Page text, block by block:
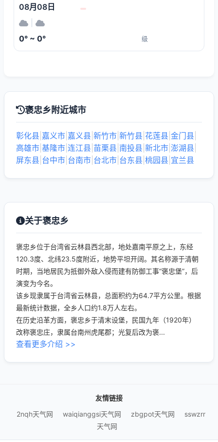
08月08日
0° ~ 0° 级
褒忠乡附近城市
彰化县 嘉义市 嘉义县 新竹市 新竹县 花莲县 金门县
高雄市 基隆市 连江县 苗栗县 南投县 新北市 澎湖县
屏东县 台中市 台南市 台北市 台东县 桃园县 宜兰县
关于褒忠乡
褒忠乡位于台湾省云林县西北部，地处嘉南平原之上，东经
120.3度、北纬23.5度附近，地势平坦开阔。其名称源于清朝
时期，当地居民为抵御外敌入侵而建有防御工事“褒忠堡”，后
演变为今名。
该乡现隶属于台湾省云林县，总面积约为64.7平方公里。根据
最新统计数据，全乡人口约1.8万人左右。
在历史沿革方面，褒忠乡于清末设堡，民国九年（1920年）
改称褒忠庄，隶属台南州虎尾郡；光复后改为褒...
查看更多介绍 >>
友情链接
2nqh天气网
waiqianggsi天气网 zbgpot天气网
sswzrr
天气网